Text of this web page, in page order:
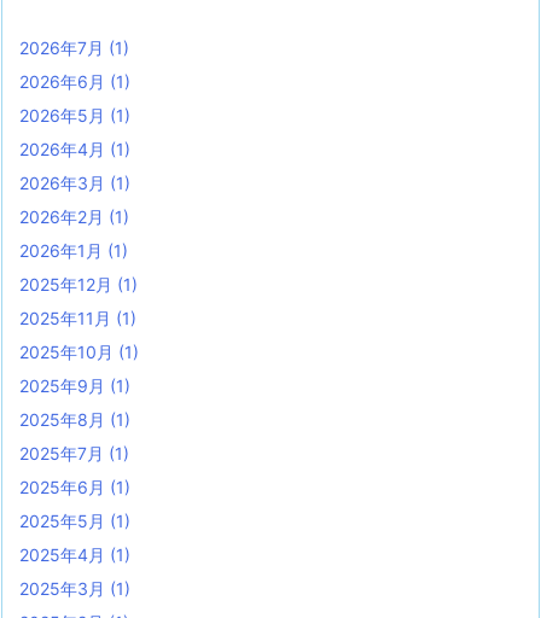
2026年7月 (1)
2026年6月 (1)
2026年5月 (1)
2026年4月 (1)
2026年3月 (1)
2026年2月 (1)
2026年1月 (1)
2025年12月 (1)
2025年11月 (1)
2025年10月 (1)
2025年9月 (1)
2025年8月 (1)
2025年7月 (1)
2025年6月 (1)
2025年5月 (1)
2025年4月 (1)
2025年3月 (1)